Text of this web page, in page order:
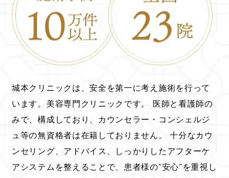
城本クリニックは、安全を第一に考え施術を行って
います。美容専門クリニックです。 医師と看護師の
みで、構成しており、カウンセラー・コンシェルジ
ュ等の無資格者は在籍しておりません。 十分なカウ
ンセリング、アドバイス、しっかりしたアフターケ
アシステムを整えることで、患者様の”安心”を重視し